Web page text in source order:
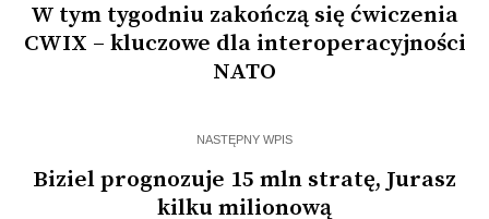
W tym tygodniu zakończą się ćwiczenia
CWIX – kluczowe dla interoperacyjności
NATO
NASTĘPNY WPIS
Biziel prognozuje 15 mln stratę, Jurasz
kilku milionową